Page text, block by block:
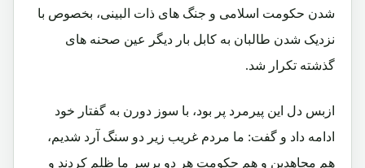
شدن حکومت اسلامی و جنگ های ذات البینی، بخصوص با
نزدیک شدن طالبان به کابل بار دیگر عین صحنه های
گذشته تکرار شد.
ازبس دل این پیرمرد پر بود، با سوز دورن به گفتار خود
ادامه داد و گفت: ما مردم غریب زیر دو سنگ آرد شدیم،
هم مجاهدین و هم حکومت هر دو برسر ما ظلم کردند و